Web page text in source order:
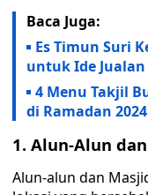
Baca Juga:
Es Timun Suri
untuk Ide Jualan
4 Menu Takjil
di Ramadan
1. Alun-Alun
Alun-alun dan